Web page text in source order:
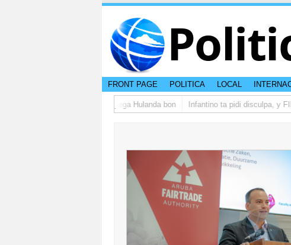
FRONT PAGE POLITICA LOCAL
di studiantenan di Aruba a yega Hulanda bon Infantino ta pidi disculpa, y FIFA